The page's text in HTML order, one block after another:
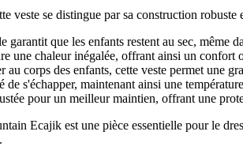
veste se distingue par sa construction
garantit que les enfants restent au sec, même
une chaleur inégalée, offrant ainsi un confort
au corps des enfants, cette veste permet une
de s'échapper, maintenant ainsi une
pour un meilleur maintien, offrant une
Ecajik est une pièce essentielle pour le